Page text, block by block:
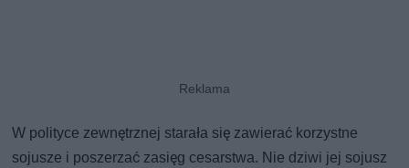
W polityce zewnętrznej starała się zawierać korzystne
sojusze i poszerzać zasięg cesarstwa. Nie dziwi jej sojusz